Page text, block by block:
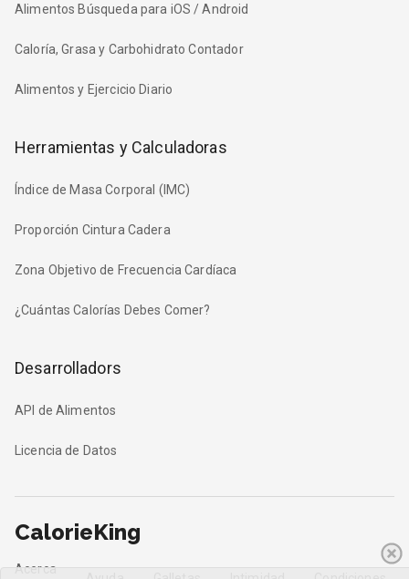
Alimentos Búsqueda para iOS / Android
Caloría, Grasa y Carbohidrato Contador
Alimentos y Ejercicio Diario
Herramientas y Calculadoras
Índice de Masa Corporal (IMC)
Proporción Cintura Cadera
Zona Objetivo de Frecuencia Cardíaca
¿Cuántas Calorías Debes Comer?
Desarrolladors
API de Alimentos
Licencia de Datos
CalorieKing
Acerca